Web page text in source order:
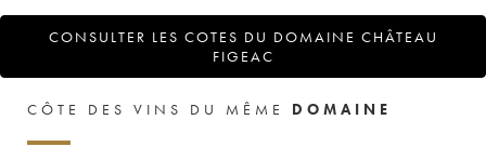
CONSULTER LES COTES DU DOMAINE CHÂTEAU
FIGEAC
CÔTE DES VINS DU MÊME DOMAINE